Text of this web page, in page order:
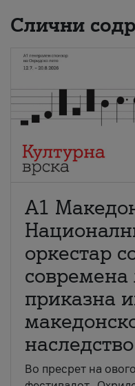
Слични
А1
оркестар
современа
приказна
наследство
Во пресрет на